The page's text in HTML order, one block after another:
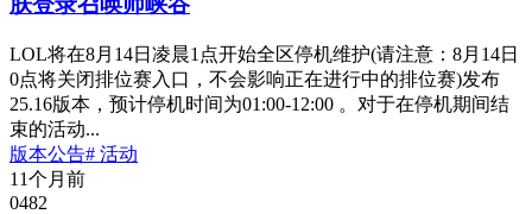
LOL将在8月14日凌晨1点开始全区停机维护(请注意：8月14日
0点将关闭排位赛入口，不会影响正在进行中的排位赛)发布
25.16版本，预计停机时间为01:00-12:00 。对于在停机期间结
束的活动...
版本公告# 活动
11个月前
0482